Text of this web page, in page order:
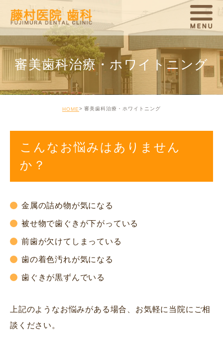
審美歯科治療・ホワイトニング
HOME 審美歯科治療・ホワイトニング
こんなお悩みはありません
か？
金属の詰め物が気になる
被せ物で歯ぐきが下がっている
前歯が欠けてしまっている
歯の着色汚れが気になる
歯ぐきが黒ずんでいる
上記のようなお悩みがある場合、お気軽に当院にご相
談ください。